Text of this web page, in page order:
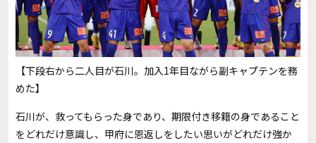
【下段右から二人目が石川。加入1年目ながら副キャプテンを務
めた】
石川が、救ってもらった身であり、期限付き移籍の身であること
をどれだけ意識し、甲府に恩返しをしたい思いがどれだけ強か